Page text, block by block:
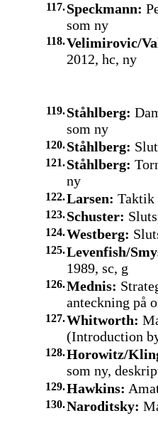
117.Speckmann:
som ny
118.Velimirovic/
2012, hc, ny
119.Ståhlberg:
som ny
120.Ståhlberg:
121.Ståhlberg:
ny
122.Larsen: Taktik
123.Schuster:
124.Westberg:
125.Levenfish/
1989, sc, g
126.Mednis:
anteckning på
127.Whitworth:
(Introduction
128.Horowitz/
som ny,
129.Hawkins:
130.Naroditsky: